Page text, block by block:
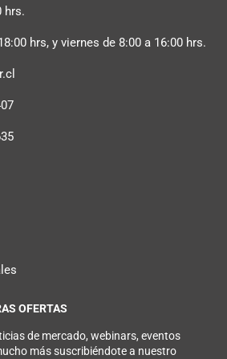
hrs.
hrs, y viernes de 8:00 a 16:00 hrs.
OFERTAS
de mercado, webinars, eventos
más suscribiéndote a nuestro